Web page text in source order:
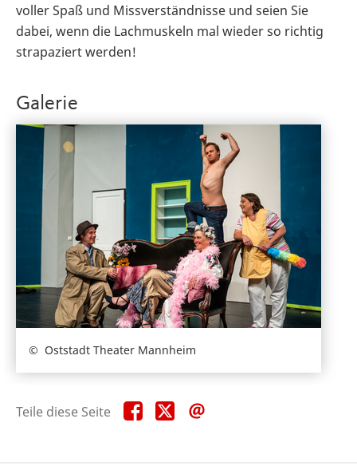
voller Spaß und Missverständnisse und seien Sie
dabei, wenn die Lachmuskeln mal wieder so richtig
strapaziert werden!
Galerie
Oststadt Theater Mannheim
Teile diese Seite Teile
diese
Teile
diese